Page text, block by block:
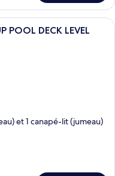
d’hôtel avec deux lits,
DECK LEVEL
et 1 canapé-lit (jumeau)